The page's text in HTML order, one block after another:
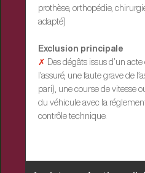
prothèse, orthopédie,
adapté)
Exclusion principale
✗
Des dégâts issus d’un
l’assuré, une faute grave de
pari), une course de vitesse
du véhicule avec la
contrôle technique.